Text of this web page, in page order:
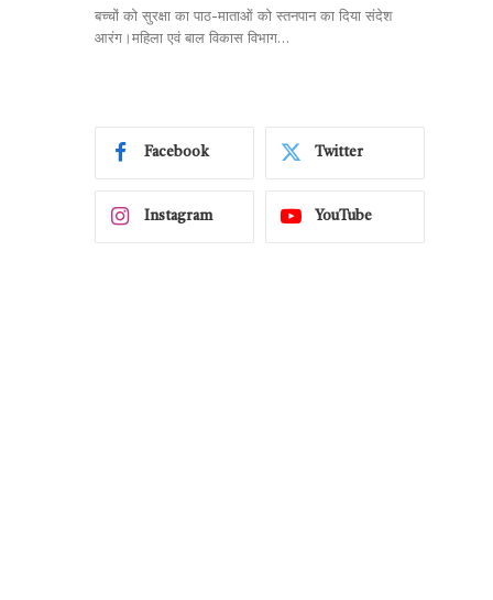
बच्चों को सुरक्षा का पाठ-माताओं को स्तनपान का दिया संदेश
आरंग।महिला एवं बाल विकास विभाग…
Facebook Twitter
Instagram YouTube